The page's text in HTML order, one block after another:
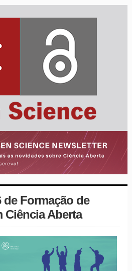
de Formação de
Ciência Aberta